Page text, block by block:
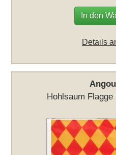
In den
Details
Hohlsaum